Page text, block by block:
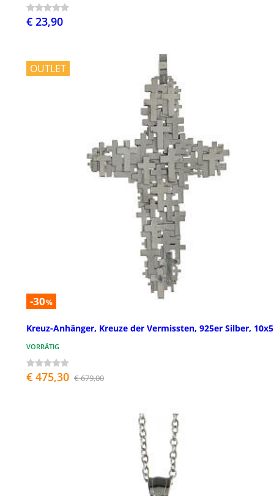
€ 23,90
OUTLET
-30%
Kreuz-Anhänger, Kreuze der Vermissten, 925er Silber,
VORRÄTIG
€ 475,30 € 679,00